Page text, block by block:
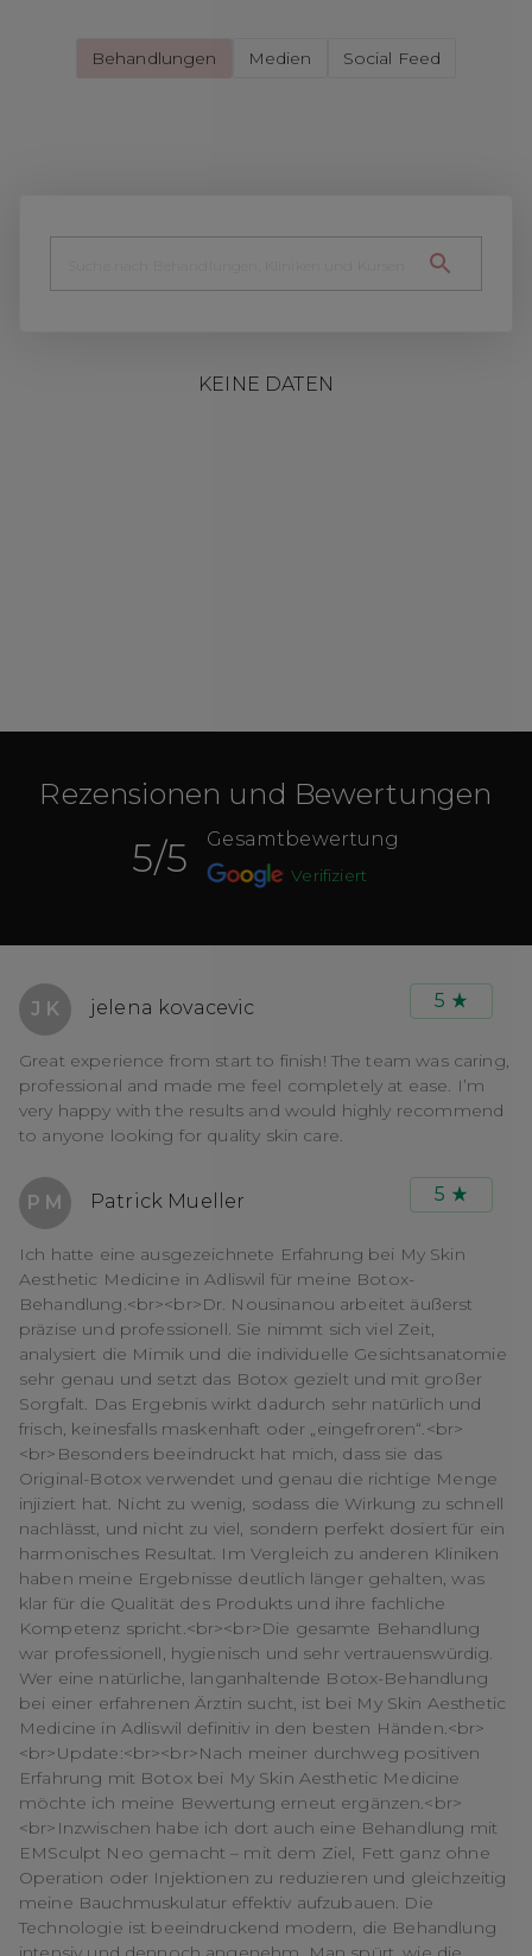
Behandlungen Medien Social Feed
KEINE DATEN
Rezensionen und Bewertungen
5/5 Gesamtbewertung
Verifiziert
J K jelena kovacevic 5
Great experience from start to finish! The team was caring,
professional and made me feel completely at ease. I’m
very happy with the results and would highly recommend
to anyone looking for quality skin care.
P M Patrick Mueller 5
Ich hatte eine ausgezeichnete Erfahrung bei My Skin
Aesthetic Medicine in Adliswil für meine Botox-
Behandlung.<br><br>Dr. Nousinanou arbeitet äußerst
präzise und professionell. Sie nimmt sich viel Zeit,
analysiert die Mimik und die individuelle Gesichtsanatomie
sehr genau und setzt das Botox gezielt und mit großer
Sorgfalt. Das Ergebnis wirkt dadurch sehr natürlich und
frisch, keinesfalls maskenhaft oder „eingefroren“.<br>
<br>Besonders beeindruckt hat mich, dass sie das
Original-Botox verwendet und genau die richtige Menge
injiziert hat. Nicht zu wenig, sodass die Wirkung zu schnell
nachlässt, und nicht zu viel, sondern perfekt dosiert für ein
harmonisches Resultat. Im Vergleich zu anderen Kliniken
haben meine Ergebnisse deutlich länger gehalten, was
klar für die Qualität des Produkts und ihre fachliche
Kompetenz spricht.<br><br>Die gesamte Behandlung
war professionell, hygienisch und sehr vertrauenswürdig.
Wer eine natürliche, langanhaltende Botox-Behandlung
bei einer erfahrenen Ärztin sucht, ist bei My Skin Aesthetic
Medicine in Adliswil definitiv in den besten Händen.<br>
<br>Update:<br><br>Nach meiner durchweg positiven
Erfahrung mit Botox bei My Skin Aesthetic Medicine
möchte ich meine Bewertung erneut ergänzen.<br>
<br>Inzwischen habe ich dort auch eine Behandlung mit
EMSculpt Neo gemacht – mit dem Ziel, Fett ganz ohne
Operation oder Injektionen zu reduzieren und gleichzeitig
meine Bauchmuskulatur effektiv aufzubauen. Die
Technologie ist beeindruckend modern, die Behandlung